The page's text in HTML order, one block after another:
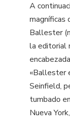
A
magníficas
Ballester
la editorial
«Ballester
Seinfield,
tumbado
Nueva